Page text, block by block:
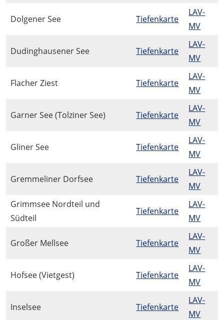
Dolgener See Tiefenkarte
LAV-
MV
Dudinghausener See Tiefenkarte
LAV-
MV
Flacher Ziest Tiefenkarte
LAV-
MV
Garner See (Tolziner See) Tiefenkarte
LAV-
MV
Gliner See Tiefenkarte
LAV-
MV
Gremmeliner Dorfsee Tiefenkarte
LAV-
MV
Grimmsee Nordteil und
Südteil
Tiefenkarte
LAV-
MV
Großer Mellsee Tiefenkarte
LAV-
MV
Hofsee (Vietgest) Tiefenkarte
LAV-
MV
Inselsee Tiefenkarte
LAV-
MV